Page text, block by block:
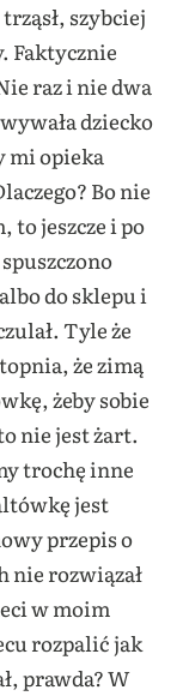
szybciej
Faktycznie
raz i nie dwa
dziecko
mi opieka
Bo nie
to jeszcze i po
do sklepu i
Tyle że
że zimą
żeby sobie
nie jest żart.
trochę inne
jest
przepis o
nie rozwiązał
w moim
rozpalić jak
prawda? W